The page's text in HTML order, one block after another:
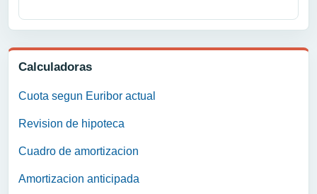
Calculadoras
Cuota segun Euribor actual
Revision de hipoteca
Cuadro de amortizacion
Amortizacion anticipada